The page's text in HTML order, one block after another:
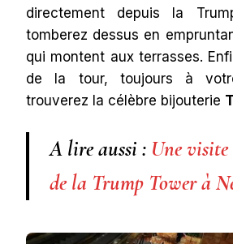
directement depuis la
tomberez dessus en
qui montent aux terrasses.
de la tour, toujours à
trouverez la célèbre bijouterie
A lire aussi : Une
de la Trump Tower à